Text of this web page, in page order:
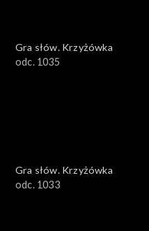
Gra słów. Krzyżówka
odc. 1035
Gra słów. Krzyżówka
odc. 1033